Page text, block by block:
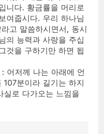
니다. 황금률을 머리로
여줍시다. 우리 하나님
고 말씀하시면서, 동시
의 능력과 사랑을 주십
것을 구하기만 하면 됩
어저께 나는 아래에 언
분이라 길기는 하지
실로 다가오는 느낌을